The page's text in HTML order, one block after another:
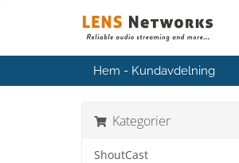
Hem - Kundavdelning
Kategorier
ShoutCast